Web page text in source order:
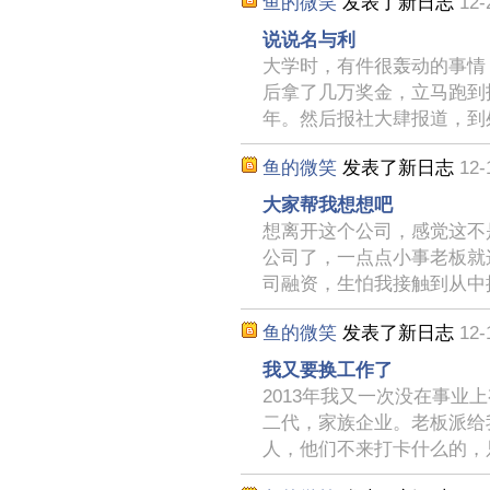
说说名与利
大学时，有件很轰动的事
后拿了几万奖金，立马跑
年。然后报社大肆报道，
鱼的微笑 发表了新日志 12-
大家帮我想想吧
想离开这个公司，感觉这
公司了，一点点小事老板
司融资，生怕我接触到从
鱼的微笑 发表了新日志 12-
我又要换工作了
2013年我又一次没在事业
二代，家族企业。老板派
人，他们不来打卡什么的